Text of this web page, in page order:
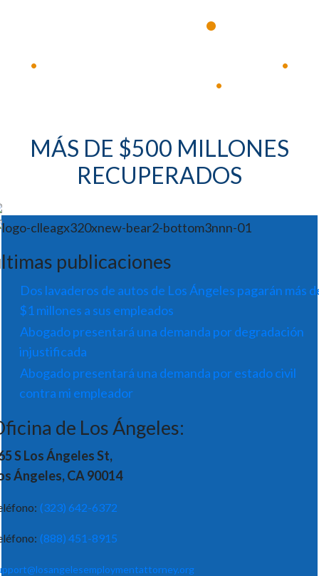
•
• •
•
MÁS DE $500 MILLONES
RECUPERADOS
publicaciones
Dos lavaderos de autos de Los Ángeles pagarán más
$1 millones a sus empleados
Abogado presentará una demanda por degradación
injustificada
Abogado presentará una demanda por estado civil
contra mi empleador
de Los Ángeles:
S Los Ángeles St,
Ángeles, CA 90014
(323) 642-6372
(888) 451-8915